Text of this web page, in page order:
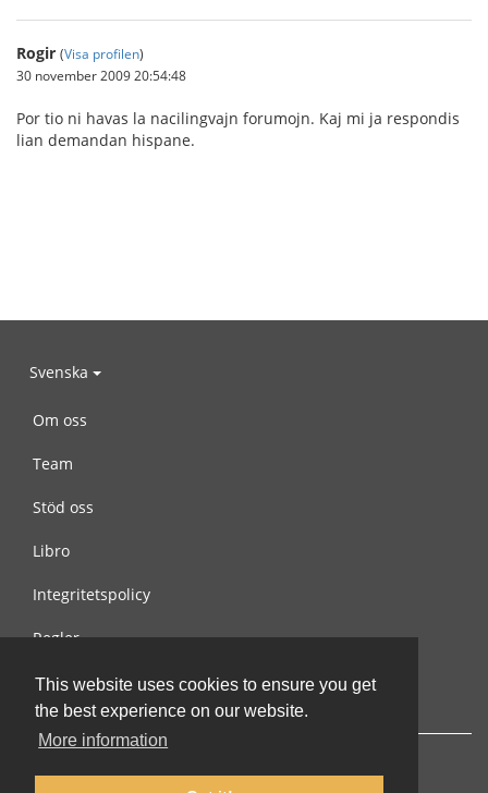
This website uses cookies to ensure you get
the best experience on our website.
More information
Rogir (Visa profilen)
30 november 2009 20:54:48
Por tio ni havas la nacilingvajn forumojn. Kaj mi ja respondis
lian demandan hispane.
Svenska
Om oss
Team
Stöd oss
Libro
Integritetspolicy
Regler
Kontakta oss